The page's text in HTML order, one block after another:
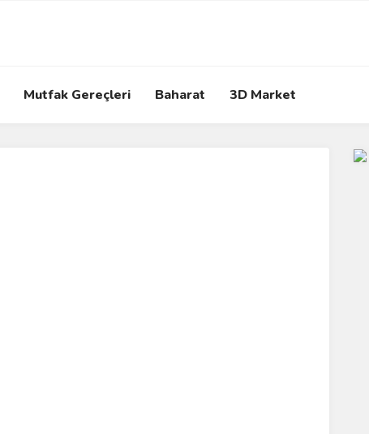
Mutfak Gereçleri Baharat 3D Market